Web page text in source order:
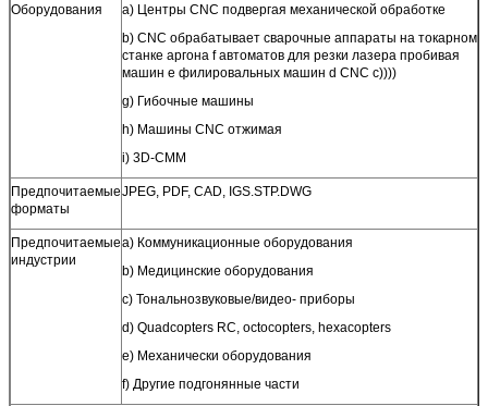
Оборудования
a) Центры CNC подвергая механической обработке
b) CNC обрабатывает сварочные аппараты на токарном
станке аргона f автоматов для резки лазера пробивая
машин e филировальных машин d CNC c))))
g) Гибочные машины
h) Машины CNC отжимая
i) 3D-CMM
Предпочитаемые
форматы
JPEG, PDF, CAD, IGS.STP.DWG
Предпочитаемые
индустрии
a) Коммуникационные оборудования
b) Медицинские оборудования
c) Тональнозвуковые/видео- приборы
d) Quadcopters RC, octocopters, hexacopters
e) Механически оборудования
f) Другие подгонянные части